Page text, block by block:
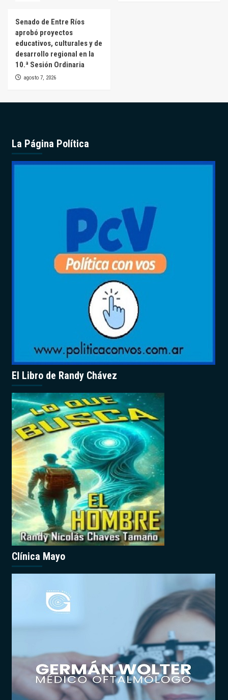
Senado de Entre Ríos
aprobó proyectos
educativos, culturales y de
desarrollo regional en la
10.ª Sesión Ordinaria
agosto 7, 2026
La Página Política
El Libro de Randy Chávez
Clínica Mayo